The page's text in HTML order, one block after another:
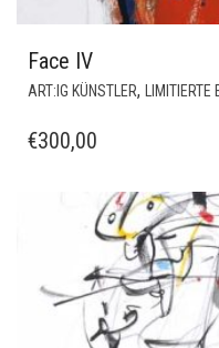
Face IV
ART:IG KÜNSTLER, LIMITIERTE
€300,00